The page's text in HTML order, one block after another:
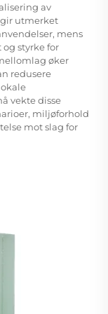
av
utmerket
mens
styrke for
øker
redusere
vekte disse
miljøforhold
mot slag for